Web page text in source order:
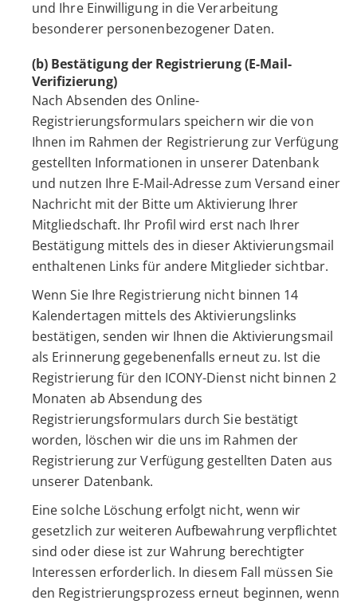
und Ihre Einwilligung in die Verarbeitung
besonderer personenbezogener Daten.
(b) Bestätigung der Registrierung (E-Mail-
Verifizierung)
Nach Absenden des Online-
Registrierungsformulars speichern wir die von
Ihnen im Rahmen der Registrierung zur Verfügung
gestellten Informationen in unserer Datenbank
und nutzen Ihre E-Mail-Adresse zum Versand einer
Nachricht mit der Bitte um Aktivierung Ihrer
Mitgliedschaft. Ihr Profil wird erst nach Ihrer
Bestätigung mittels des in dieser Aktivierungsmail
enthaltenen Links für andere Mitglieder sichtbar.
Wenn Sie Ihre Registrierung nicht binnen 14
Kalendertagen mittels des Aktivierungslinks
bestätigen, senden wir Ihnen die Aktivierungsmail
als Erinnerung gegebenenfalls erneut zu. Ist die
Registrierung für den ICONY-Dienst nicht binnen 2
Monaten ab Absendung des
Registrierungsformulars durch Sie bestätigt
worden, löschen wir die uns im Rahmen der
Registrierung zur Verfügung gestellten Daten aus
unserer Datenbank.
Eine solche Löschung erfolgt nicht, wenn wir
gesetzlich zur weiteren Aufbewahrung verpflichtet
sind oder diese ist zur Wahrung berechtigter
Interessen erforderlich. In diesem Fall müssen Sie
den Registrierungsprozess erneut beginnen, wenn